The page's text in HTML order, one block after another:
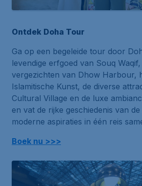
Ontdek Doha Tour
Ga op een begeleide tour door
levendige erfgoed van Souq
vergezichten van Dhow Harbour,
Islamitische Kunst, de diverse
Cultural Village en de luxe
en vat de rijke geschiedenis van
moderne aspiraties in één reis
Boek nu >>>